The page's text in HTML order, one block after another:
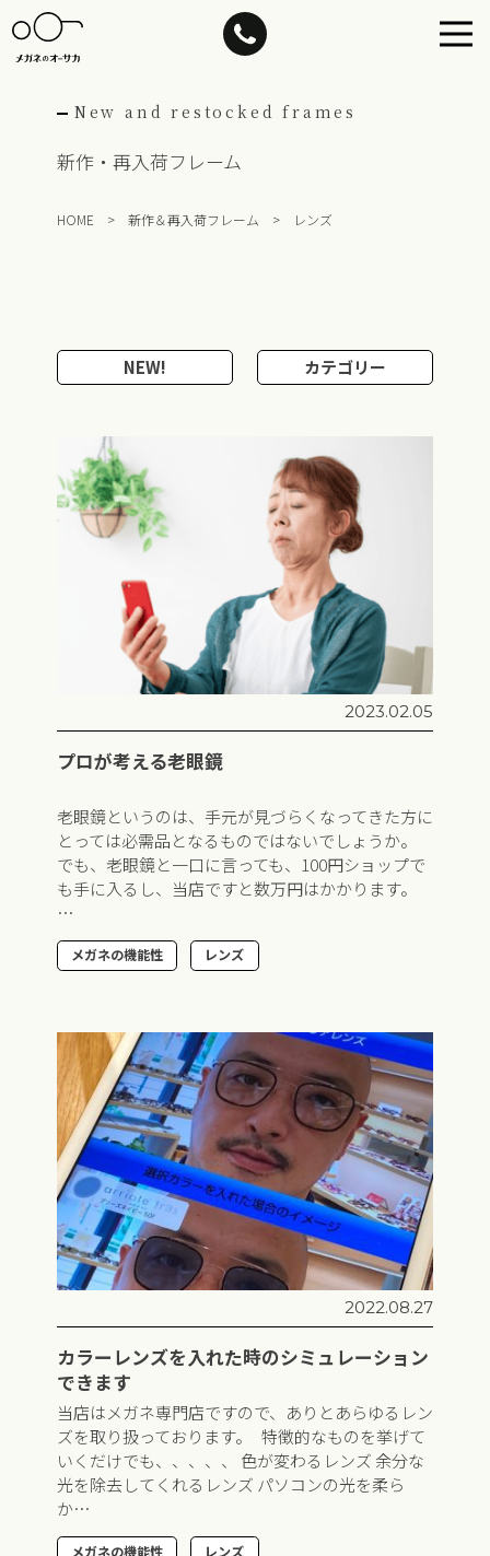
to
content
New and restocked frames
新作・再入荷フレーム
HOME > 新作＆再入荷フレーム > レンズ
NEW! カテゴリー
2023.02.05
プロが考える老眼鏡
老眼鏡というのは、手元が見づらくなってきた方に
とっては必需品となるものではないでしょうか。
でも、老眼鏡と一口に言っても、100円ショップで
も手に入るし、当店ですと数万円はかかります。
…
メガネの機能性 レンズ
2022.08.27
カラーレンズを入れた時のシミュレーション
できます
当店はメガネ専門店ですので、ありとあらゆるレン
ズを取り扱っております。 特徴的なものを挙げて
いくだけでも、、、、、 色が変わるレンズ 余分な
光を除去してくれるレンズ パソコンの光を柔ら
か…
メガネの機能性 レンズ